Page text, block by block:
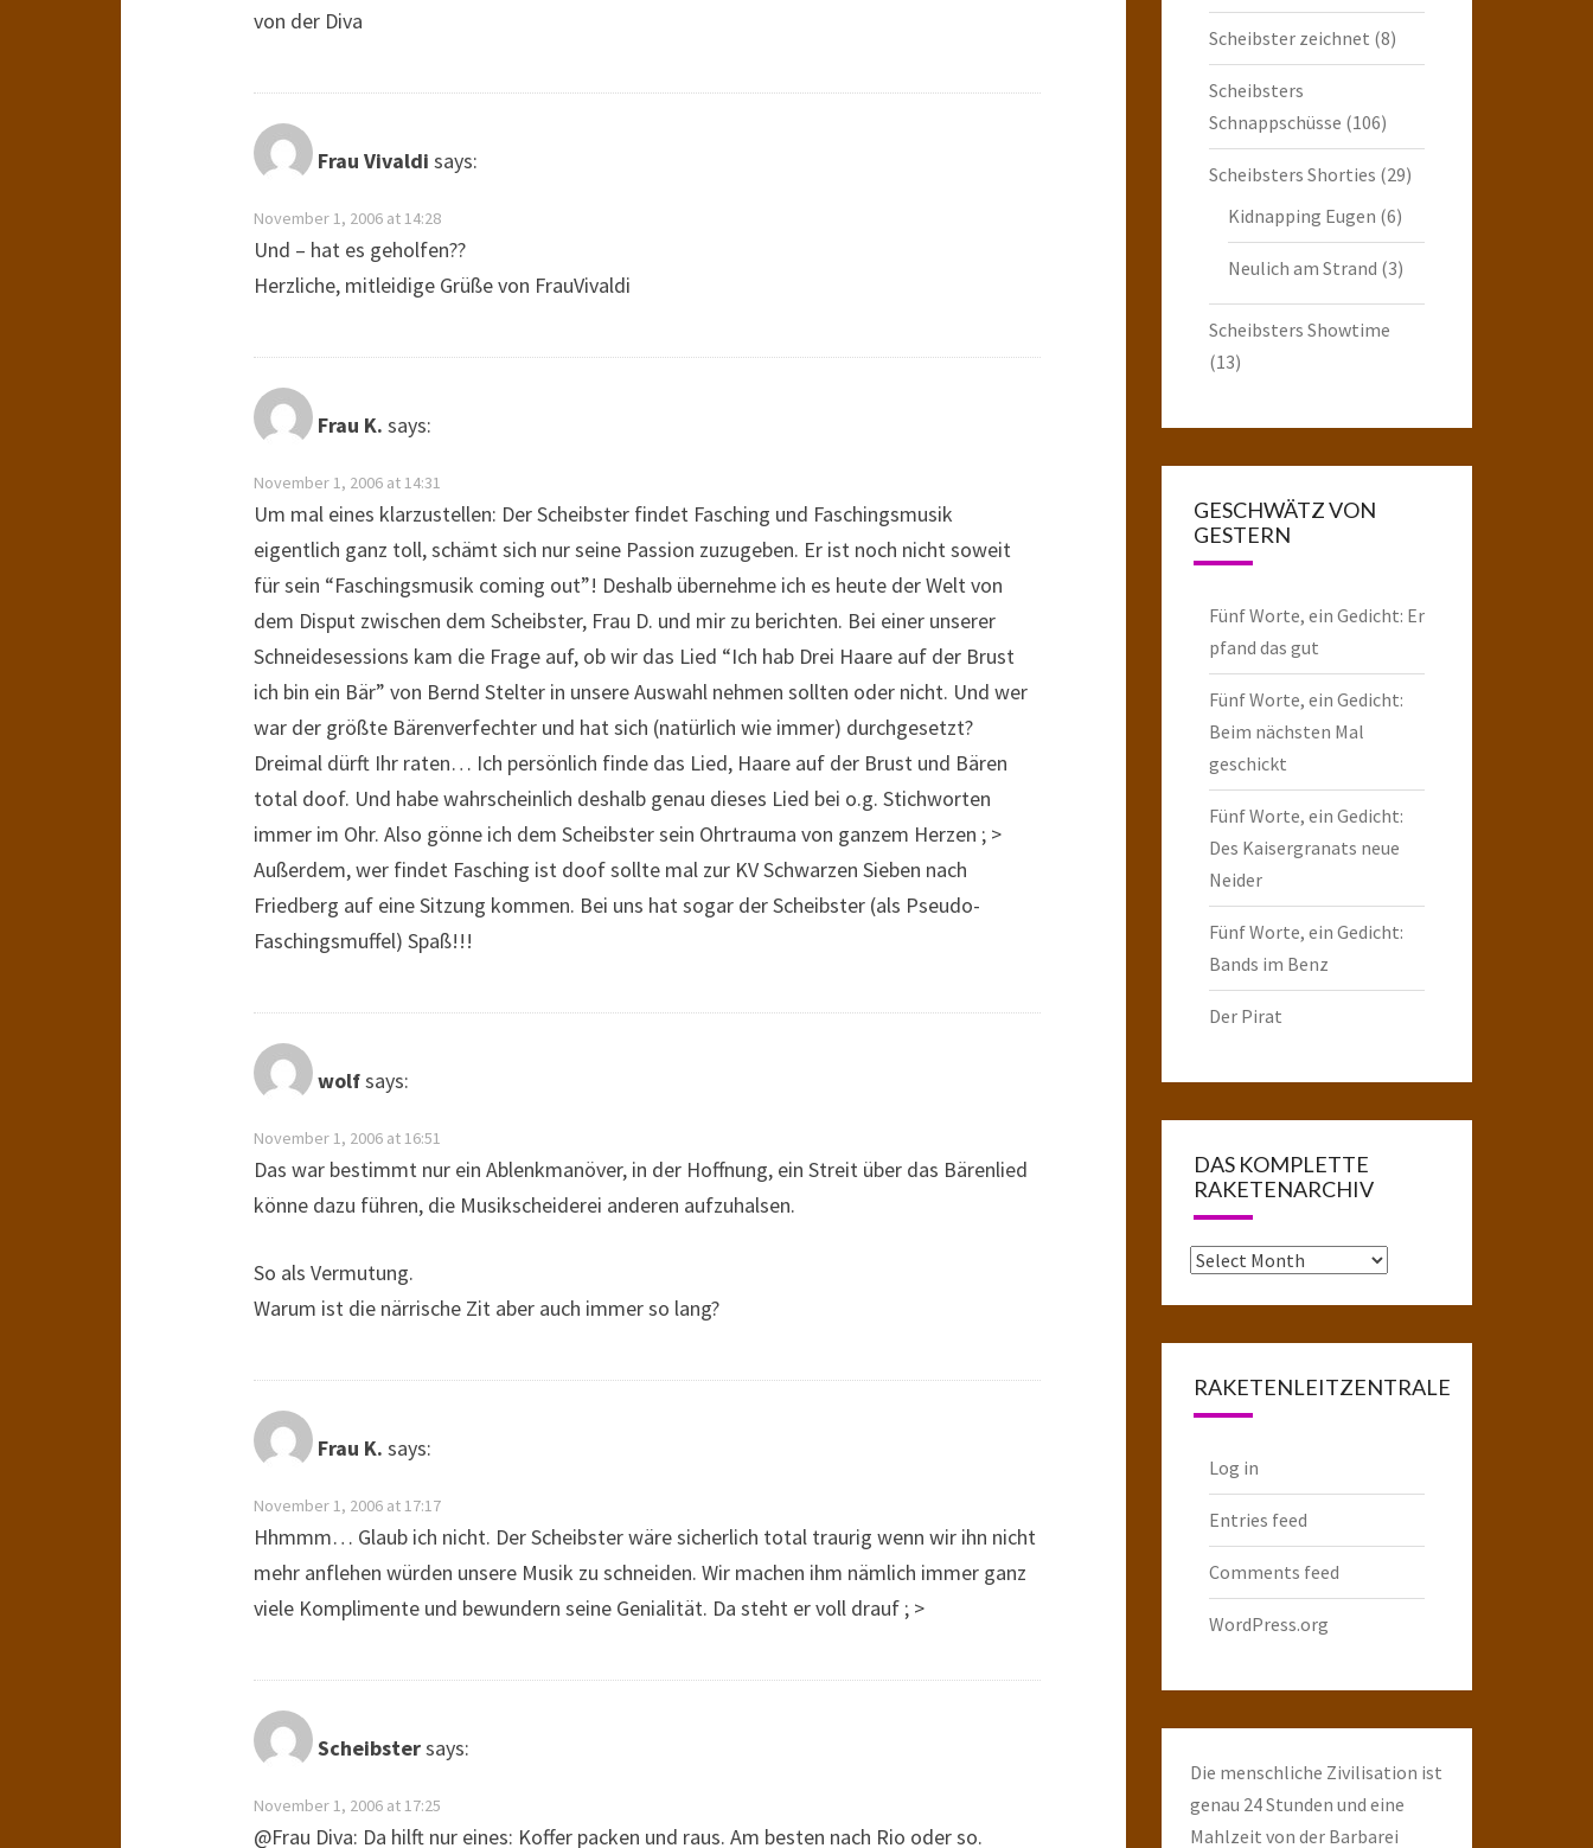
von der Diva
Frau Vivaldi says:
November 1, 2006 at 14:28
Und – hat es geholfen??
Herzliche, mitleidige Grüße von FrauVivaldi
Frau K. says:
November 1, 2006 at 14:31
Um mal eines klarzustellen: Der Scheibster findet Fasching und Faschingsmusik
eigentlich ganz toll, schämt sich nur seine Passion zuzugeben. Er ist noch nicht soweit
für sein “Faschingsmusik coming out”! Deshalb übernehme ich es heute der Welt von
dem Disput zwischen dem Scheibster, Frau D. und mir zu berichten. Bei einer unserer
Schneidesessions kam die Frage auf, ob wir das Lied “Ich hab Drei Haare auf der Brust
ich bin ein Bär” von Bernd Stelter in unsere Auswahl nehmen sollten oder nicht. Und wer
war der größte Bärenverfechter und hat sich (natürlich wie immer) durchgesetzt?
Dreimal dürft Ihr raten… Ich persönlich finde das Lied, Haare auf der Brust und Bären
total doof. Und habe wahrscheinlich deshalb genau dieses Lied bei o.g. Stichworten
immer im Ohr. Also gönne ich dem Scheibster sein Ohrtrauma von ganzem Herzen ; >
Außerdem, wer findet Fasching ist doof sollte mal zur KV Schwarzen Sieben nach
Friedberg auf eine Sitzung kommen. Bei uns hat sogar der Scheibster (als Pseudo-
Faschingsmuffel) Spaß!!!
wolfsays:
November 1, 2006 at 16:51
Das war bestimmt nur ein Ablenkmanöver, in der Hoffnung, ein Streit über das Bärenlied
könne dazu führen, die Musikscheiderei anderen aufzuhalsen.
So als Vermutung.
Warum ist die närrische Zit aber auch immer so lang?
Frau K. says:
November 1, 2006 at 17:17
Hhmmm… Glaub ich nicht. Der Scheibster wäre sicherlich total traurig wenn wir ihn nicht
mehr anflehen würden unsere Musik zu schneiden. Wir machen ihm nämlich immer ganz
viele Komplimente und bewundern seine Genialität. Da steht er voll drauf ; >
Scheibstersays:
November 1, 2006 at 17:25
@Frau Diva: Da hilft nur eines: Koffer packen und raus. Am besten nach Rio oder so.
Scheibster zeichnet (8)
Scheibsters
Schnappschüsse (106)
Scheibsters Shorties (29)
Kidnapping Eugen (6)
Neulich am Strand (3)
Scheibsters Showtime
(13)
GESCHWÄTZ VON
GESTERN
Fünf Worte, ein Gedicht: Er
pfand das gut
Fünf Worte, ein Gedicht:
Beim nächsten Mal
geschickt
Fünf Worte, ein Gedicht:
Des Kaisergranats neue
Neider
Fünf Worte, ein Gedicht:
Bands im Benz
Der Pirat
DAS KOMPLETTE
RAKETENARCHIV
Das
RAKETENLEITZENTRALE
Log in
Entries feed
Comments feed
WordPress.org
Die menschliche Zivilisation ist
genau 24 Stunden und eine
Mahlzeit von der Barbarei